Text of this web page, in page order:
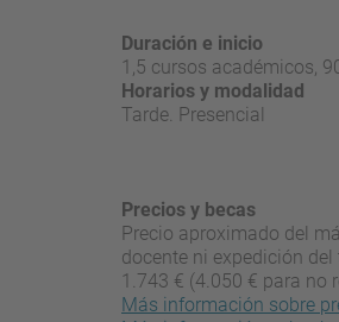
Duración e inicio
1,5 cursos académicos,
Horarios y modalidad
Tarde. Presencial
Precios y becas
Precio aproximado del
docente ni expedición del
1.743 € (4.050 € para no
Más información sobre